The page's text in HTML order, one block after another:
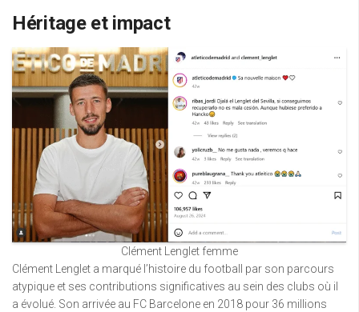
Héritage et impact
Clément Lenglet femme
Clément Lenglet a marqué l’histoire du football par son parcours
atypique et ses contributions significatives au sein des clubs où il
a évolué. Son arrivée au FC Barcelone en 2018 pour 36 millions